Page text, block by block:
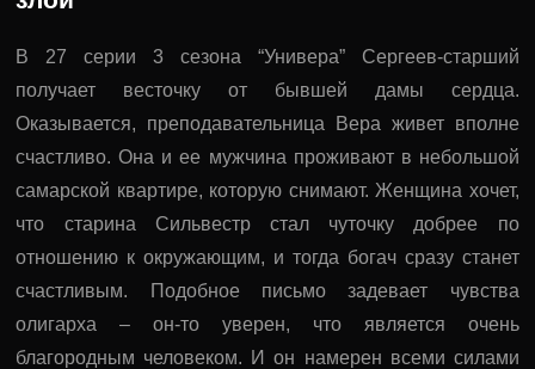
В 27 серии 3 сезона “Универа” Сергеев-старший
получает весточку от бывшей дамы сердца.
Оказывается, преподавательница Вера живет вполне
счастливо. Она и ее мужчина проживают в небольшой
самарской квартире, которую снимают. Женщина хочет,
что старина Сильвестр стал чуточку добрее по
отношению к окружающим, и тогда богач сразу станет
счастливым. Подобное письмо задевает чувства
олигарха – он-то уверен, что является очень
благородным человеком. И он намерен всеми силами